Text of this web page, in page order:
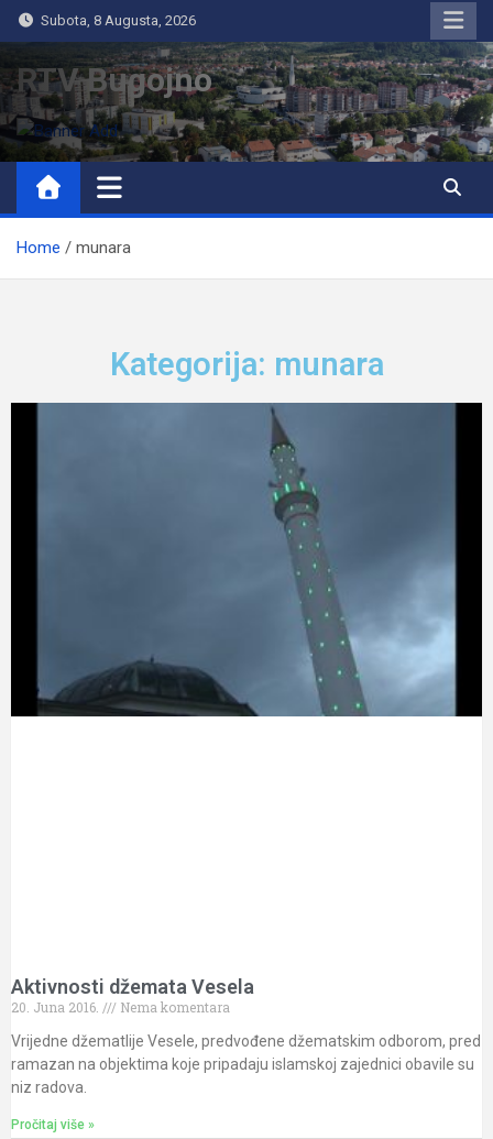
Subota, 8 Augusta, 2026
RTV Bugojno
Home munara
Kategorija: munara
Aktivnosti džemata Vesela
20. Juna 2016.
Nema komentara
Vrijedne džematlije Vesele, predvođene džematskim odborom, pred
ramazan na objektima koje pripadaju islamskoj zajednici obavile su
niz radova.
Pročitaj više »